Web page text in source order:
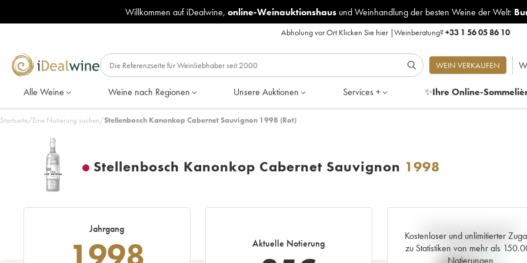
Willkommen auf iDealwine, online-Weinauktionshausund Weinhandlung der besten Weine der Welt:
Abholung vor Ort Klicken Sie hier|Weinberatung?+33 1 56 05 86 10
WEIN VERKAUFEN
Alle Weine Weine nach Regionen Unsere Auktionen Services + ✨Ihre Online-
Startseite/Eine Notierung suchen/Stellenbosch Kanonkop Cabernet Sauvignon 1998 (Rot)
Stellenbosch Kanonkop Cabernet Sauvignon 1998
Jahrgang
Aktuelle Notierung
Kostenloser und unlimitierter
zu Statistiken von mehr als
Notierungen
Aktuelle Entwicklung der
Preisnotierung